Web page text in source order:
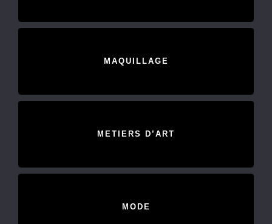
MAQUILLAGE
METIERS D’ART
MODE